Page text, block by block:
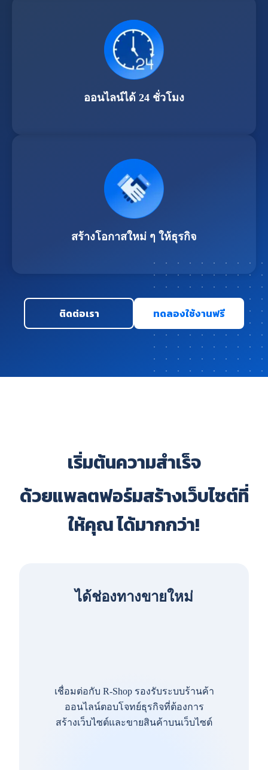
ออนไลน์ได้ 24 ชั่วโมง
สร้างโอกาสใหม่ ๆ ให้ธุรกิจ
ติดต่อเรา ทดลองใช้งานฟรี
เริ่มต้นความสำเร็จ
ด้วยแพลตฟอร์มสร้างเว็บไซต์ที่
ให้คุณ ได้มากกว่า!
ได้ช่องทางขายใหม่
เชื่อมต่อกับ R-Shop รองรับระบบร้านค้า
ออนไลน์ตอบโจทย์ธุรกิจที่ต้องการ
สร้างเว็บไซต์และขายสินค้าบนเว็บไซต์